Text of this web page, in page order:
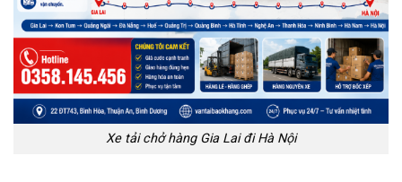
Xe tải chở hàng Gia Lai đi Hà Nội